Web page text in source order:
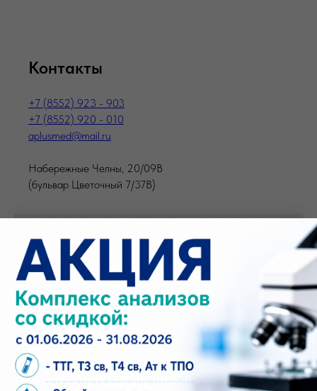
Контакты
+7 (8552) 923 - 903
+7 (8552) 920 - 010
aplusmed@mail.ru
Набережные Челны, 20/09В
(бульвар Цветочный 7/37В)